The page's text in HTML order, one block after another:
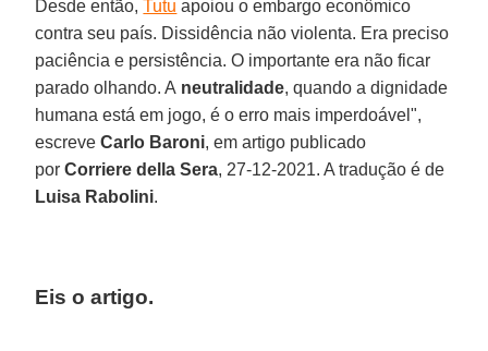
Desde então,Tutu apoiou o embargo econômico
contra seu país. Dissidência não violenta. Era preciso
paciência e persistência. O importante era não ficar
parado olhando. A neutralidade, quando a dignidade
humana está em jogo, é o erro mais imperdoável",
escreveCarlo Baroni, em artigo publicado
porCorriere della Sera, 27-12-2021. A tradução é de
Luisa Rabolini.
Eis o artigo.